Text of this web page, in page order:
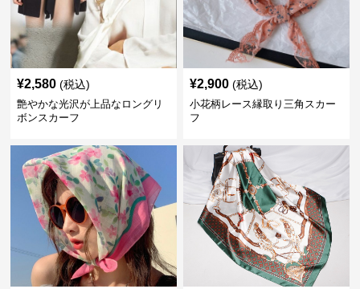
¥2,580 (税込)
艶やかな光沢が上品なロングリ
ボンスカーフ
¥2,900 (税込)
小花柄レース縁取り三角スカー
フ